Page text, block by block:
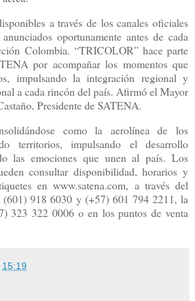
a través de los canales oficiales
oportunamente antes de cada
Colombia. “TRICOLOR” hace parte
por acompañar los momentos que
impulsando la integración regional y
a cada rincón del país. Afirmó el Mayor
Presidente de SATENA.
como la aerolínea de los
territorios, impulsando el desarrollo
las emociones que unen al país. Los
consultar disponibilidad, horarios y
en www.satena.com, a través del
(601) 918 6030 y (+57) 601 794 2211, la
323 322 0006 o en los puntos de venta
15:19